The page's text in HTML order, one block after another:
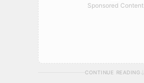
Sponsored Content
CONTINUE READING